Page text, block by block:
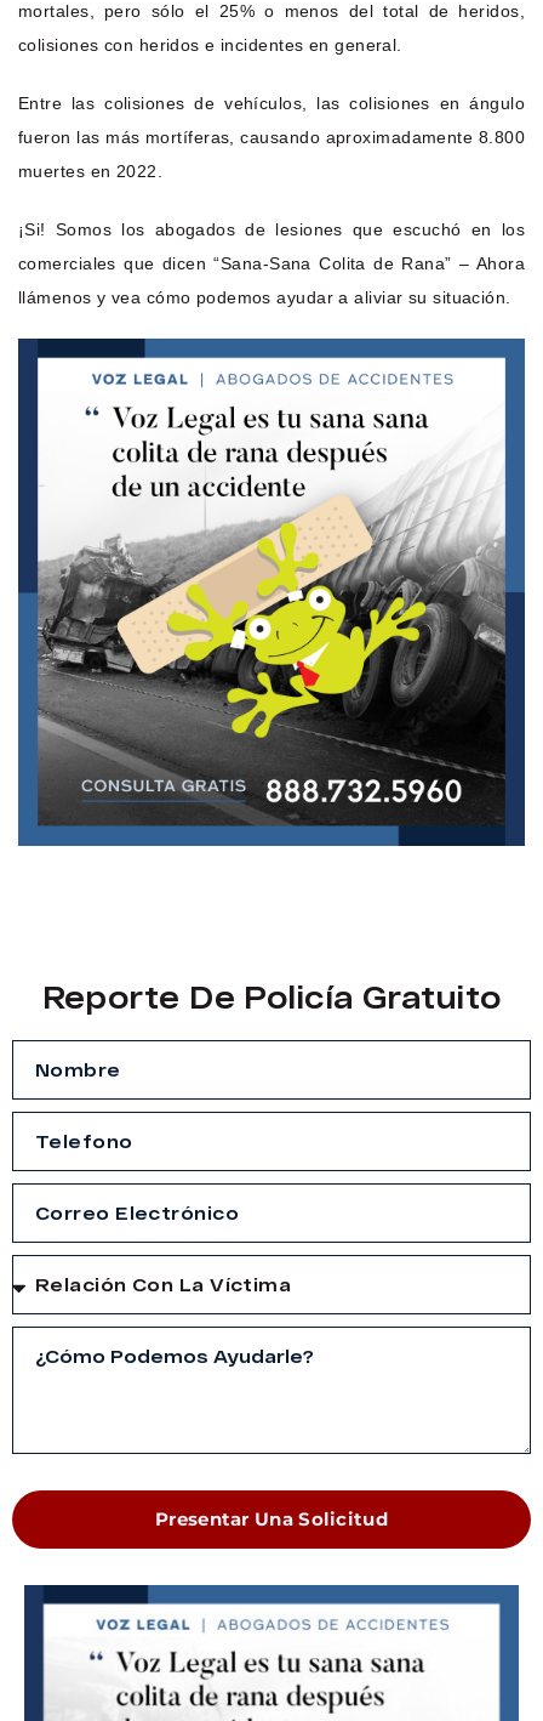
mortales, pero sólo el 25% o menos del total de heridos,
colisiones con heridos e incidentes en general.
Entre las colisiones de vehículos, las colisiones en ángulo
fueron las más mortíferas, causando aproximadamente 8.800
muertes en 2022.
¡Si! Somos los abogados de lesiones que escuchó en los
comerciales que dicen “Sana-Sana Colita de Rana” – Ahora
llámenos y vea cómo podemos ayudar a aliviar su situación.
Reporte De Policía Gratuito
Presentar Una Solicitud